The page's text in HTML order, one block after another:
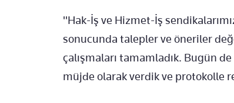
"Hak-İş ve Hizmet-İş
sonucunda talepler ve öneriler
çalışmaları tamamladık. Bugün
müjde olarak verdik ve protokolle